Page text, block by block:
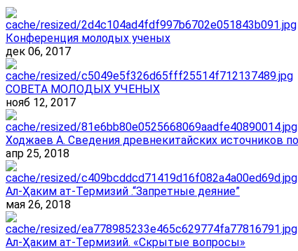
Конференция молодых ученых
дек 06, 2017
СОВЕТА МОЛОДЫХ УЧЕНЫХ
нояб 12, 2017
Ходжаев А. Сведения древнекитайских источников
апр 25, 2018
Ал-Ҳаким ат-Термизий .“Запретные деяние”
мая 26, 2018
Ал-Ҳаким ат-Термизий. «Скрытые вопросы»